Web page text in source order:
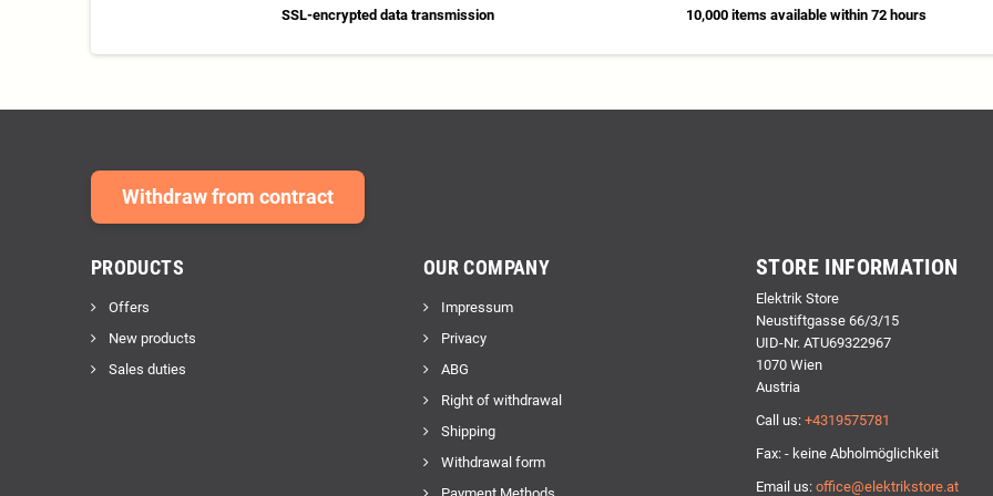
SSL-encrypted data transmission 10,000 items available within 72 hours
Withdraw from contract
PRODUCTS
Offers
New products
Sales duties
OUR COMPANY
Impressum
Privacy
ABG
Right of withdrawal
Shipping
Withdrawal form
STORE INFORMATION
Elektrik Store
Neustiftgasse 66/3/15
UID-Nr. ATU69322967
1070 Wien
Austria
Call us: +4319575781
Fax: - keine Abholmöglichkeit
Email us: office@elektrikstore.at